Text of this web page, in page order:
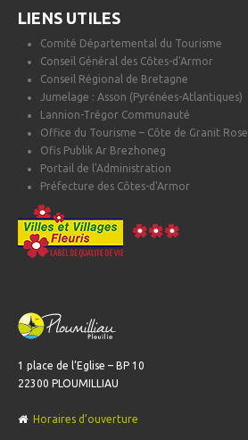
LIENS UTILES
Comité Départemental du Tourisme
Conseil Général des Côtes-d'Armor
Conseil Régional de Bretagne
Jumelage : Asson (Pyrénées-Atlantiques)
Lannion-Trégor Communauté
Office du Tourisme – Côte de Granit Rose
Ofis Publik Ar Brezhoneg
Portail de l'Administration
Préfecture des Côtes-d'Armor
1 place de l’Eglise – BP 10
22300 PLOUMILLIAU
Horaires d’ouverture